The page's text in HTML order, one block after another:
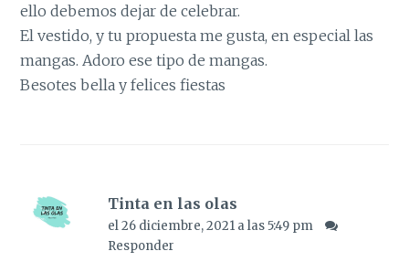
ello debemos dejar de celebrar.
El vestido, y tu propuesta me gusta, en especial las
mangas. Adoro ese tipo de mangas.
Besotes bella y felices fiestas
Tinta en las olas
el 26 diciembre, 2021 a las 5:49 pm
Responder